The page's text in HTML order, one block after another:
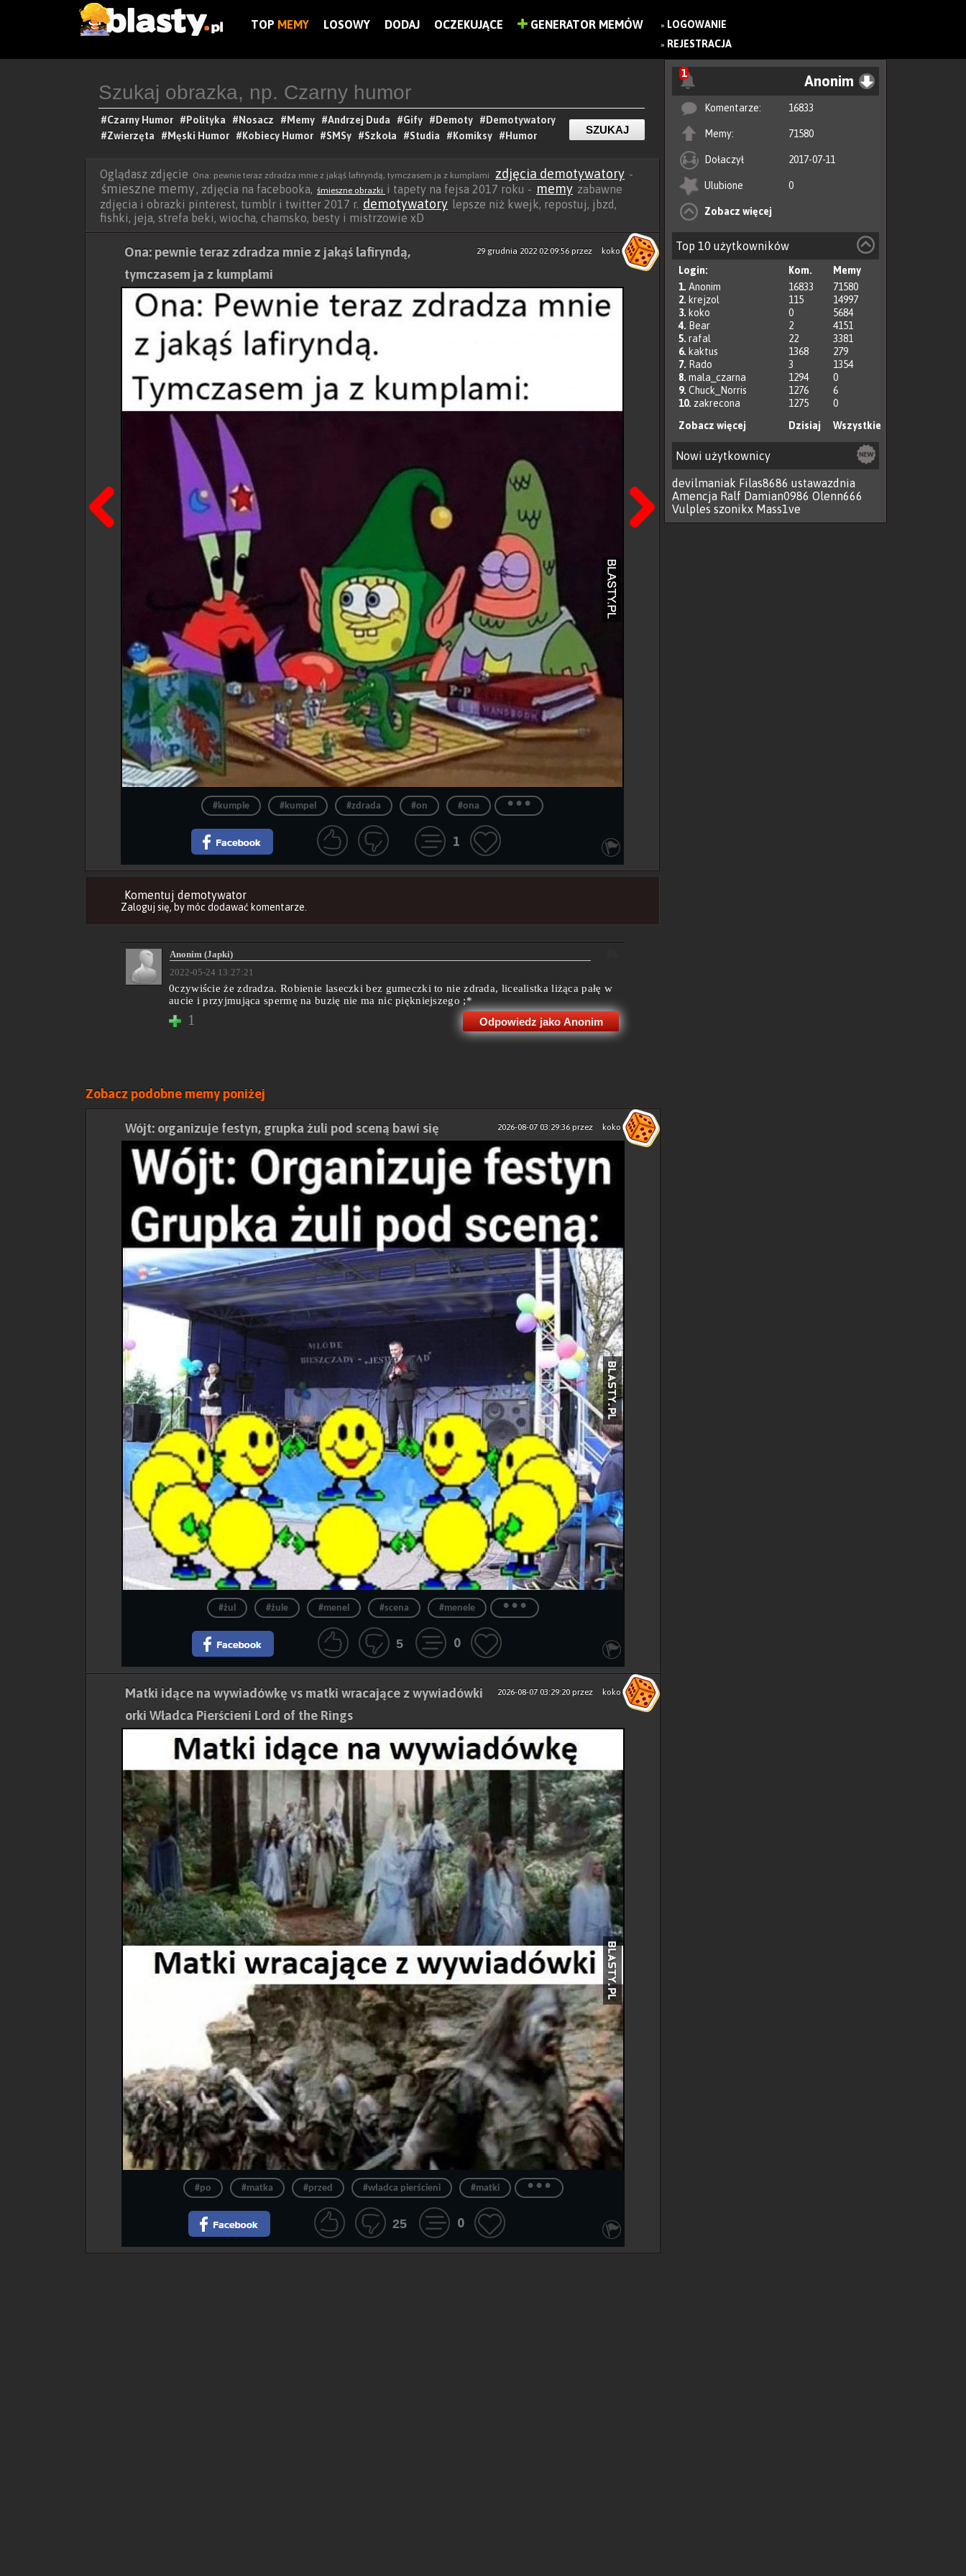
TOP MEMY LOSOWY DODAJ OCZEKUJĄCE GENERATOR MEMÓW » LOGOWANIE
» REJESTRACJA
1 Anonim
Komentarze: 16833
Memy: 71580
Dołaczył 2017-07-11
Ulubione 0
Zobacz więcej
Top 10 użytkowników
Login: Kom.
Memy
1. Anonim 16833
71580
2. krejzol 115
14997
3. koko 0
5684
4. Bear 2
4151
5. rafal 22
3381
6. kaktus 1368
279
7. Rado 3
1354
8. mala_czarna 1294
0
9. Chuck_Norris 1276
6
10. zakrecona 1275
0
Zobacz więcej
Dzisiaj Wszystkie
Nowi użytkownicy
devilmaniak Filas8686 ustawazdnia
Amencja Ralf Damian0986 Olenn666
Vulples szonikx Mass1ve
#Czarny Humor #Polityka #Nosacz #Memy #Andrzej Duda #Gify #Demoty
#Demotywatory
#Zwierzęta
#Męski Humor #Kobiecy Humor #SMSy #Szkoła #Studia #Komiksy #Humor
Oglądasz zdjęcie Ona: pewnie teraz zdradza mnie z jakąś lafiryndą, tymczasem ja z kumplami zdjęcia demotywatory -
śmieszne memy, zdjęcia na facebooka, śmieszne obrazki i tapety na fejsa 2017 roku - memy zabawne
zdjęcia i obrazki pinterest, tumblr i twitter 2017 r. demotywatory lepsze niż kwejk, repostuj, jbzd,
fishki, jeja, strefa beki, wiocha, chamsko, besty i mistrzowie xD
29 grudnia 2022 02:09:56przez koko
Ona: pewnie teraz zdradza mnie z jakąś lafiryndą,
tymczasem ja z kumplami
Poprzedni Następna
#kumple #kumpel #zdrada #on #ona ...
1
Komentuj demotywator
Zaloguj się, by móc dodawać komentarze.
Anonim (Japki)
2022-05-24 13:27:21
0czywiście że zdradza. Robienie laseczki bez gumeczki to nie zdrada, licealistka liżąca pałę w
aucie i przyjmująca spermę na buzię nie ma nic piękniejszego ;*
1 Odpowiedz jako Anonim
Zobacz podobne memy poniżej
2026-08-07 03:29:36przez koko
Wójt: organizuje festyn, grupka żuli pod sceną bawi się
#żul #żule #menel #scena #menele ...
5 0
2026-08-07 03:29:20przez koko
Matki idące na wywiadówkę vs matki wracające z wywiadówki
orki Władca Pierścieni Lord of the Rings
#po #matka #przed #władca pierścieni #matki ...
25 0